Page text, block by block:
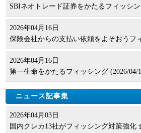
SBIネオトレード証券をかたるフィッシン
2026年04月16日
保険会社からの支払い依頼をよそおうフ
2026年04月16日
第一生命をかたるフィッシング (2026/04/
ニュース記事集
2026年04月03日
国内クレカ13社がフィッシング対策強化